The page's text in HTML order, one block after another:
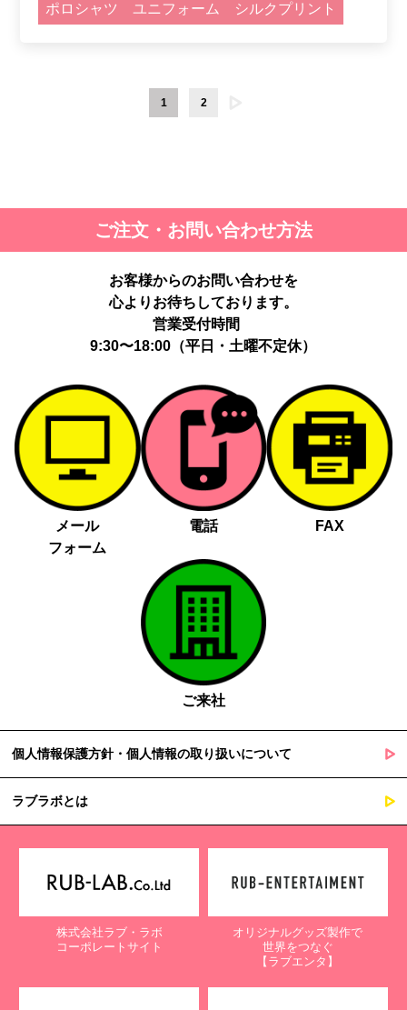
ポロシャツ ユニフォーム シルクプリント
1 2
ご注文・お問い合わせ方法
お客様からのお問い合わせを
心よりお待ちしております。
営業受付時間
9:30〜18:00（平日・土曜不定休）
メール
フォーム
電話 FAX
ご来社
個人情報保護方針・個人情報の取り扱いについて
ラブラボとは
株式会社ラブ・ラボ
コーポレートサイト
オリジナルグッズ製作で
世界をつなぐ
【ラブエンタ】